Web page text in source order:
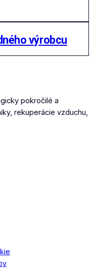
výrobcu
pokročilé a
rekuperácie vzduchu,